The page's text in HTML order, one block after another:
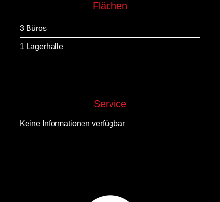
Flächen
3 Büros
1 Lagerhalle
Service
Keine Informationen verfügbar